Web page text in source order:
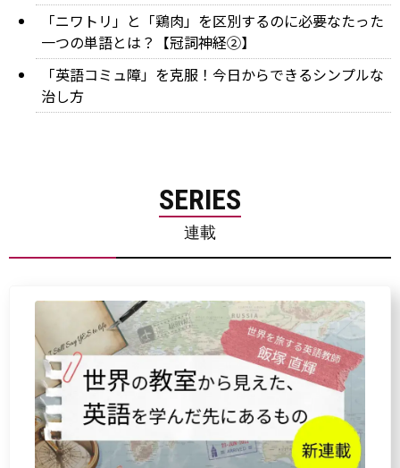
「ニワトリ」と「鶏肉」を区別するのに必要なたった
一つの単語とは？【冠詞神経②】
「英語コミュ障」を克服！今日からできるシンプルな
治し方
SERIES
連載